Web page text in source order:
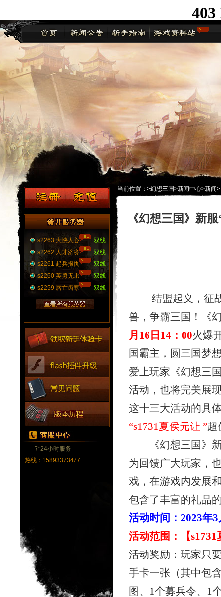
s2263 大快人心
双线
s2262 人才济济
双线
s2261 起兵报仇
双线
s2260 英勇无比
双线
s2259 唇亡齿寒
双线
7*24小时服务
热线：15893373477
当前位置： >幻想三国>新闻中心>新闻>
《幻想三国》新
结盟起义，征战
兽，争霸三国！《
月16日 14：00火爆
国霸主，圆三国梦
爱上玩家《幻想三
活动，也将完美展
这十三大活动的具
“s1731夏侯元让”超
《幻想三国》新
为回馈广大玩家，
戏，在游戏内发展
包含了丰富的礼品
活动时间：2023年
活动范围：【
活动奖励：玩家只
手卡一张（其中包
图、1个募兵令、1